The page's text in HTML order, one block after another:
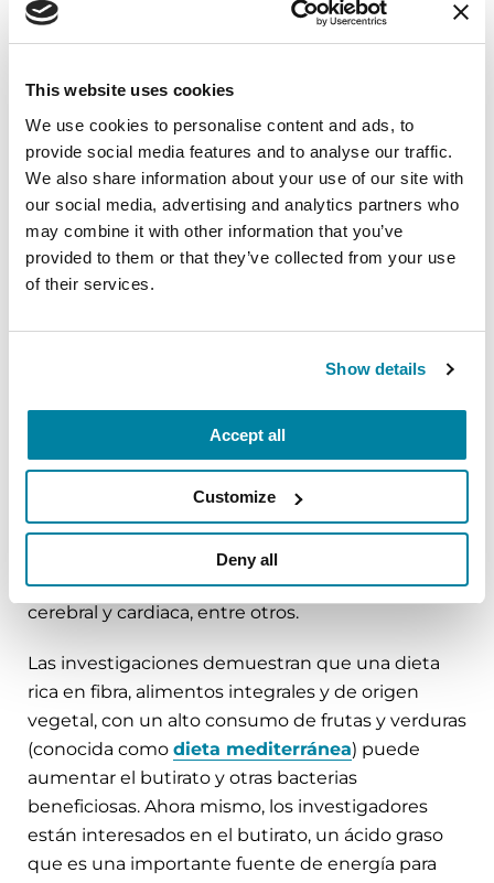
This website uses cookies
We use cookies to personalise content and ads, to
provide social media features and to analyse our traffic.
We also share information about your use of our site with
our social media, advertising and analytics partners who
may combine it with other information that you’ve
provided to them or that they’ve collected from your use
of their services.
Show details
Accept all
Customize
Deny all
Una de las mejores estrategias para mejorar la
salud intestinal es aumentar el consumo de fibra.
Mientras que un probiótico sólo puede introducir
una cepa de bacterias, una
dieta rica en fibra
puede ser descompuesta por múltiples tipos de
nueva comunidad microbiana se instale en el
intestino, beneficiando la salud gastrointestinal y
aliviando el estreñimiento.
Cuando las bacterias intestinales descomponen
la fibra, producen de forma natural ácidos grasos
de cadena corta beneficiosos para la salud. Estos
ácidos refuerzan la barrera mucosa del intestino
para combatir la inflamación y proteger la función
cerebral y cardiaca, entre otros.
Las investigaciones demuestran que una dieta
rica en fibra, alimentos integrales y de origen
vegetal, con un alto consumo de frutas y verduras
(conocida como dieta mediterránea) puede
aumentar el butirato y otras bacterias
beneficiosas. Ahora mismo, los investigadores
están interesados en el butirato, un ácido graso
que es una importante fuente de energía para